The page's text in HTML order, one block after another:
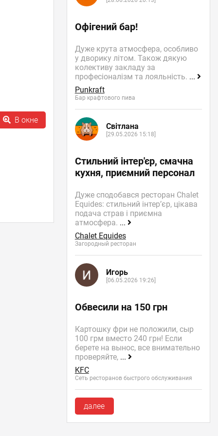
В окне
Офігений бар!
Дуже крута атмосфера, особливо
у дворику літом. Також дякую
колективу закладу за
професіоналізм та лояльність. ...
Punkraft
Бар крафтового пива
Світлана
[29.05.2026 15:18]
Стильний інтер'єр, смачна
кухня, приємний персонал
Дуже сподобався ресторан Chalet
Equides: стильний інтер’єр, цікава
подача страв і приємна
атмосфера. ...
Chalet Equides
Загородный ресторан
Игорь
[06.05.2026 19:26]
Обвесили на 150 грн
Картошку фри не положили, сыр
100 грм вместо 240 грн! Если
берете на вынос, все внимательно
проверяйте, ...
KFC
Сеть ресторанов быстрого обслуживания
далее